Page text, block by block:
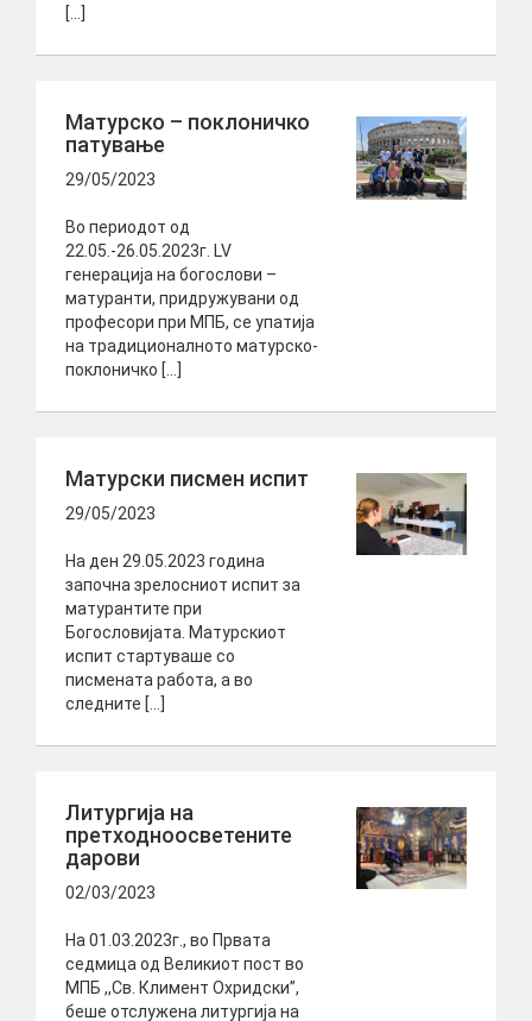
[…]
Матурско – поклоничко
патување
29/05/2023
Во периодот од
22.05.-26.05.2023г. LV
генерација на богослови –
матуранти, придружувани од
професори при МПБ, се упатија
на традиционалното матурско-
поклоничко […]
Матурски писмен испит
29/05/2023
На ден 29.05.2023 година
започна зрелосниот испит за
матурантите при
Богословијата. Матурскиот
испит стартуваше со
писмената работа, а во
следните […]
Литургија на
претходноосветените
дарови
02/03/2023
На 01.03.2023г., во Првата
седмица од Великиот пост во
МПБ ,,Св. Климент Охридски”,
беше отслужена литургија на